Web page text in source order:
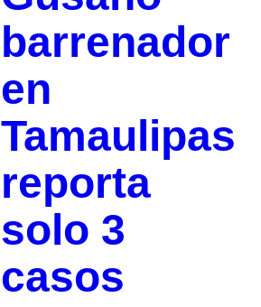
barrenador
en
Tamaulipas
reporta
solo 3
casos